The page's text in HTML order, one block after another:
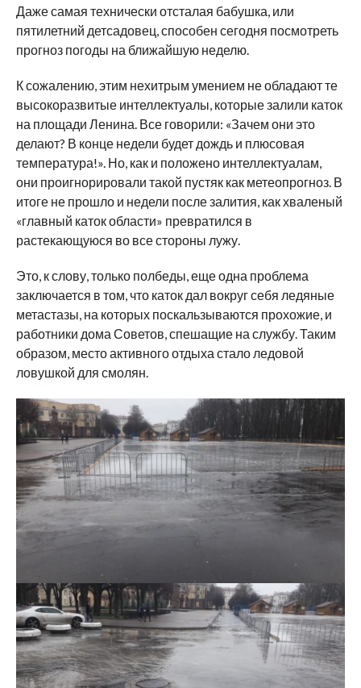
Даже самая технически отсталая бабушка, или
пятилетний детсадовец, способен сегодня посмотреть
прогноз погоды на ближайшую неделю.
К сожалению, этим нехитрым умением не обладают те
высокоразвитые интеллектуалы, которые залили каток
на площади Ленина. Все говорили: «Зачем они это
делают? В конце недели будет дождь и плюсовая
температура!». Но, как и положено интеллектуалам,
они проигнорировали такой пустяк как метеопрогноз. В
итоге не прошло и недели после залития, как хваленый
«главный каток области» превратился в
растекающуюся во все стороны лужу.
Это, к слову, только полбеды, еще одна проблема
заключается в том, что каток дал вокруг себя ледяные
метастазы, на которых поскальзываются прохожие, и
работники дома Советов, спешащие на службу. Таким
образом, место активного отдыха стало ледовой
ловушкой для смолян.